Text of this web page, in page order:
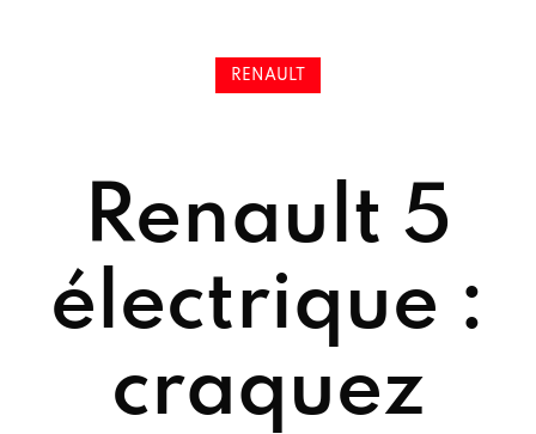
RENAULT
Renault 5
électrique :
craquez